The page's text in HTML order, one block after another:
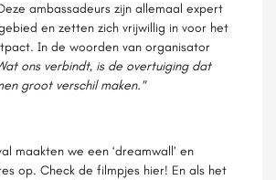
ambassadeurs zijn allemaal expert
en zetten zich vrijwillig in voor het
In de woorden van organisator
ons verbindt, is de overtuiging dat
groot verschil maken."
maakten we een ‘dreamwall’ en
op. Check de filmpjes hier! En als het